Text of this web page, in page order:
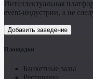
Интеллектуальная
event-индустрии, а не
Добавить заведение
Площадки
Банкетные залы
Рестораны